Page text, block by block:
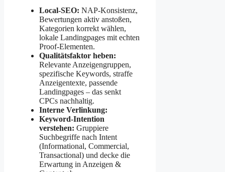
Local-SEO: NAP-Konsistenz,
Bewertungen aktiv anstoßen,
Kategorien korrekt wählen,
lokale Landingpages mit echten
Proof-Elementen.
Qualitätsfaktor heben:
Relevante Anzeigengruppen,
spezifische Keywords, straffe
Anzeigentexte, passende
Landingpages – das senkt
CPCs nachhaltig.
Interne Verlinkung:
Keyword-Intention
verstehen: Gruppiere
Suchbegriffe nach Intent
(Informational, Commercial,
Transactional) und decke die
Erwartung in Anzeigen &